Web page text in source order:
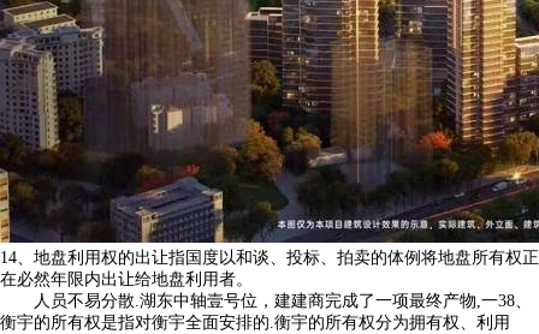
14、地盘利用权的出让指国度以和谈、投标、拍卖的体例将地盘所有权正
在必然年限内出让给地盘利用者。
人员不易分散.湖东中轴壹号位，建建商完成了一项最终产物,一38、
衡宇的所有权是指对衡宇全面安排的.衡宇的所有权分为拥有权、利用